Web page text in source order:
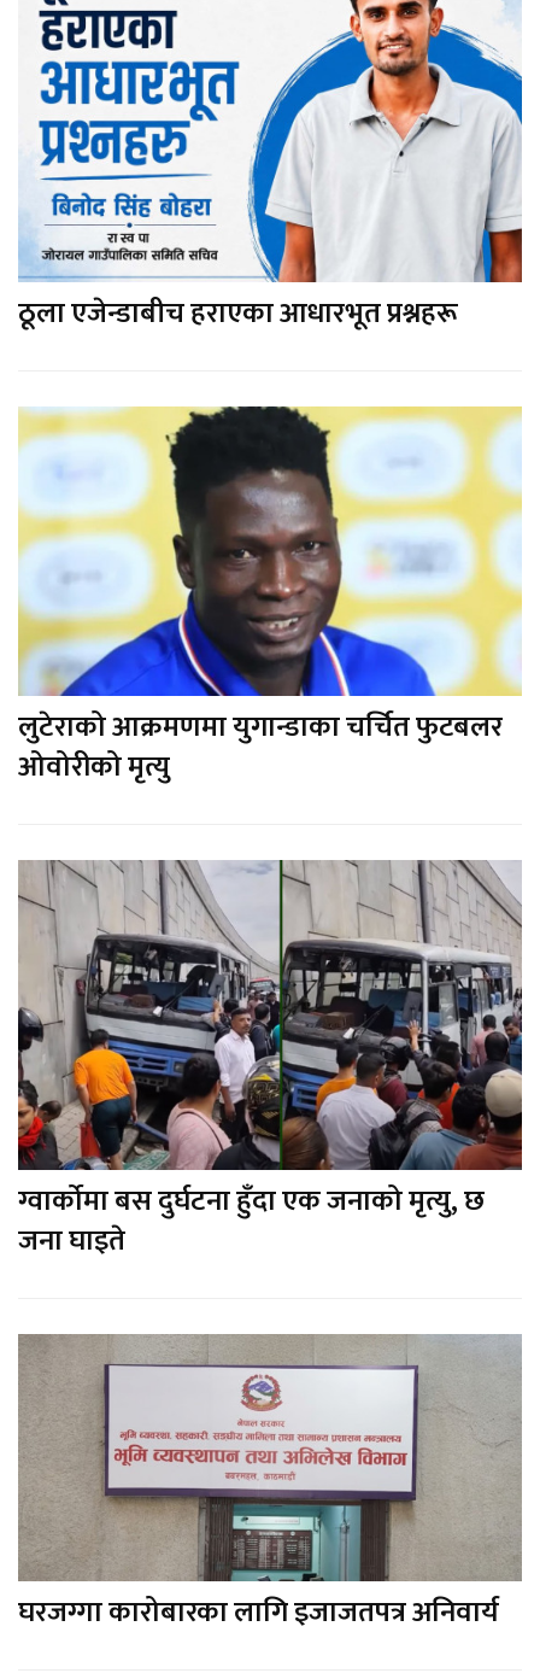
ठूला एजेन्डाबीच हराएका आधारभूत प्रश्नहरू
लुटेराको आक्रमणमा युगान्डाका चर्चित फुटबलर
ओवोरीको मृत्यु
ग्वार्कोमा बस दुर्घटना हुँदा एक जनाको मृत्यु, छ
जना घाइते
घरजग्गा कारोबारका लागि इजाजतपत्र अनिवार्य